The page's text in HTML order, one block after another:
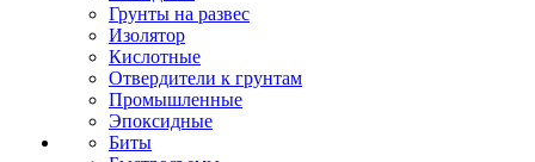
Грунты на развес
Изолятор
Кислотные
Отвердители к грунтам
Промышленные
Эпоксидные
Биты